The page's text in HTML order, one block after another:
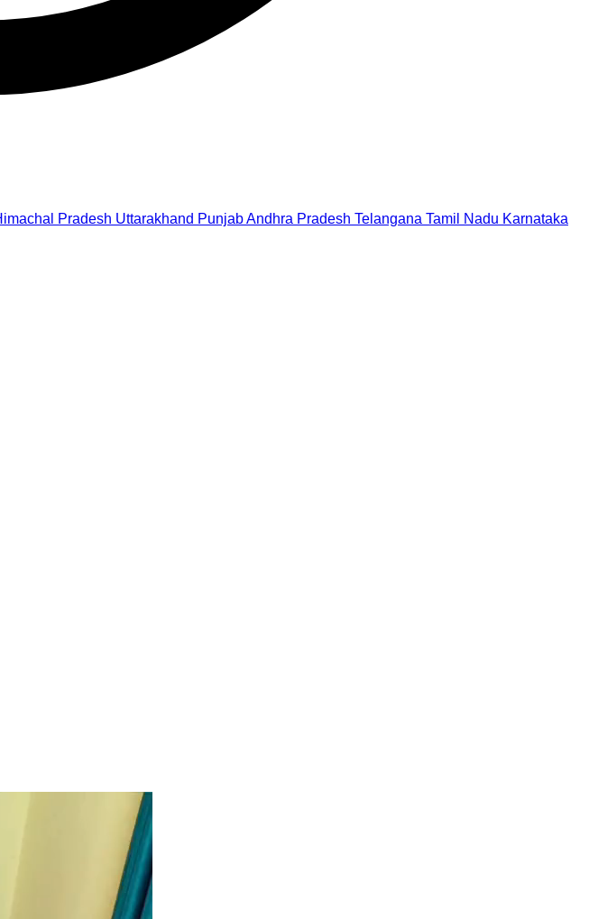
Pradesh Uttarakhand PunjabAndhra Pradesh Telangana Tamil Nadu Karnataka